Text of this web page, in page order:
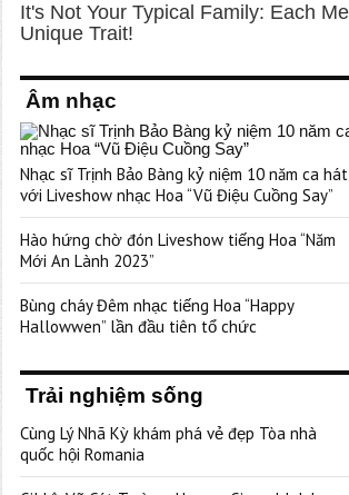
Âm nhạc
Nhạc sĩ Trịnh Bảo Bàng kỷ niệm 10 năm ca hát
với Liveshow nhạc Hoa “Vũ Điệu Cuồng Say”
Hào hứng chờ đón Liveshow tiếng Hoa “Năm
Mới An Lành 2023”
Bùng cháy Đêm nhạc tiếng Hoa “Happy
Hallowwen” lần đầu tiên tổ chức
Trải nghiệm sống
Cùng Lý Nhã Kỳ khám phá vẻ đẹp Tòa nhà
quốc hội Romania